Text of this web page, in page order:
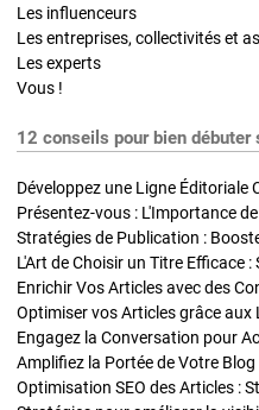
Les influenceurs
Les entreprises, collectivités et
Les experts
Vous !
12 conseils pour bien
Développez une Ligne Éditoriale
Présentez-vous : L'Importance
L'Art de Choisir un Titre Efficace
Optimiser vos Articles grâce aux
Engagez la Conversation pour
Amplifiez la Portée de Votre